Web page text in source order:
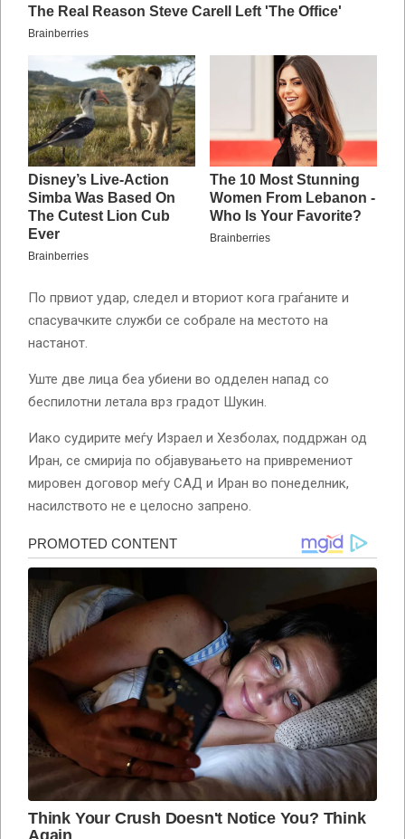
По првиот удар, следел и вториот кога граѓаните и
спасувачките служби се собрале на местото на
настанот.
Уште две лица беа убиени во одделен напад со
беспилотни летала врз градот Шукин.
Иако судирите меѓу Израел и Хезболах, поддржан од
Иран, се смирија по објавувањето на привремениот
мировен договор меѓу САД и Иран во понеделник,
насилството не е целосно запрено.